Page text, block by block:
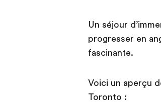
Un séjour
progresser en
fascinante.
Voici un aperçu
Toronto :